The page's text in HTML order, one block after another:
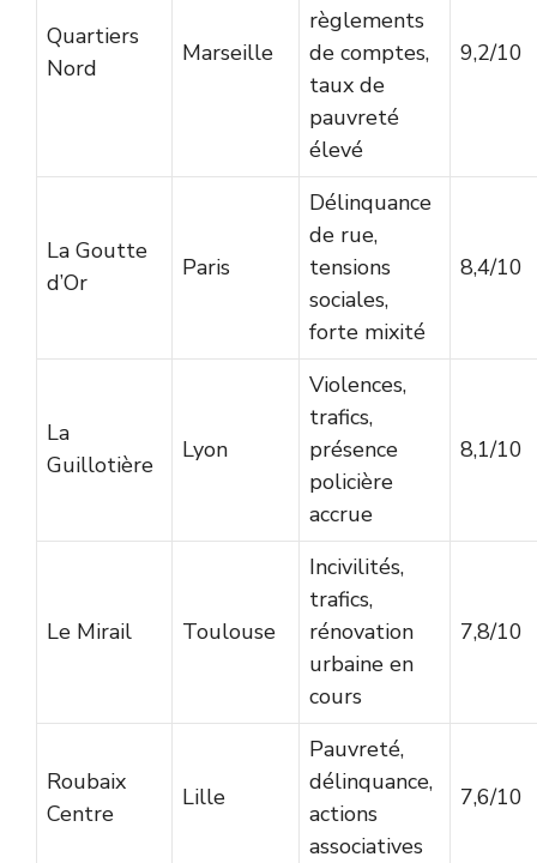
Quartiers
Nord
Marseille
règlements
de comptes,
taux de
pauvreté
élevé
9,2/10
La Goutte
d’Or
Paris
Délinquance
de rue,
tensions
sociales,
forte mixité
8,4/10
La
Guillotière
Lyon
Violences,
trafics,
présence
policière
accrue
8,1/10
Le Mirail Toulouse
Incivilités,
trafics,
rénovation
urbaine en
cours
7,8/10
Roubaix
Centre
Lille
Pauvreté,
délinquance,
actions
associatives
7,6/10